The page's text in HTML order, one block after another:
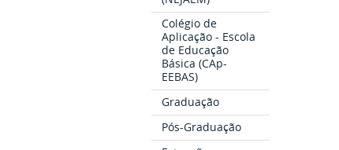
Colégio de
Aplicação - Escola
de Educação
Básica (CAp-
EEBAS)
Graduação
Pós-Graduação